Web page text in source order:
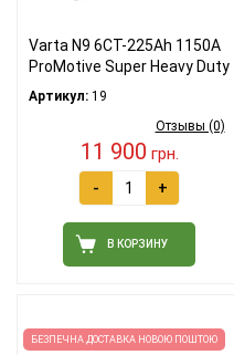
Varta N9 6СТ-225Ah 1150A
ProMotive Super Heavy Duty
Артикул: 19
Отзывы (0)
11 900 грн.
- +
В КОРЗИНУ
БЕЗПЕЧНА ДОСТАВКА НОВОЮ ПОШТОЮ